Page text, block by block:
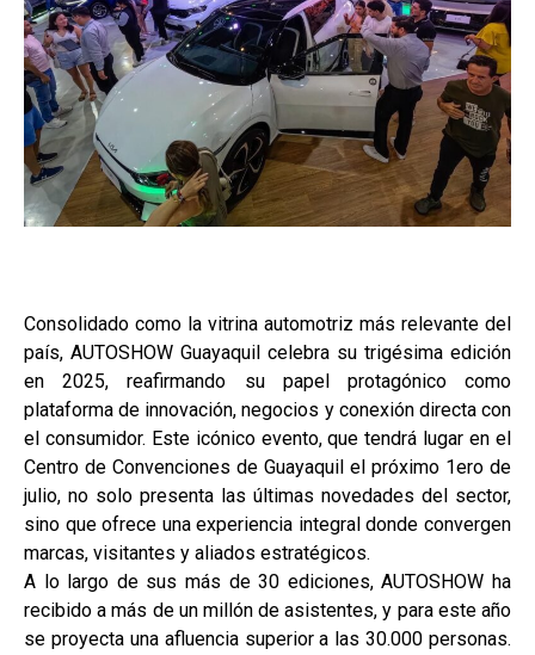
Consolidado como la vitrina automotriz más relevante del
país, AUTOSHOW Guayaquil celebra su trigésima edición
en 2025, reafirmando su papel protagónico como
plataforma de innovación, negocios y conexión directa con
el consumidor. Este icónico evento, que tendrá lugar en el
Centro de Convenciones de Guayaquil el próximo 1ero de
julio, no solo presenta las últimas novedades del sector,
sino que ofrece una experiencia integral donde convergen
marcas, visitantes y aliados estratégicos.
A lo largo de sus más de 30 ediciones, AUTOSHOW ha
recibido a más de un millón de asistentes, y para este año
se proyecta una afluencia superior a las 30.000 personas.